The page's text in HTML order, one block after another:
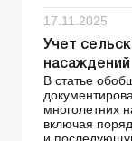
17.11.2025
Учет
насаждений
В статье
многолетних
включая